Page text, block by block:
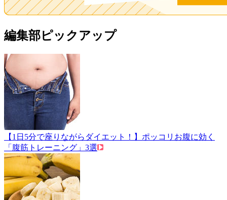
編集部ピックアップ
【1日5分で座りながらダイエット！】ポッコリお腹に効く
「腹筋トレーニング」3選